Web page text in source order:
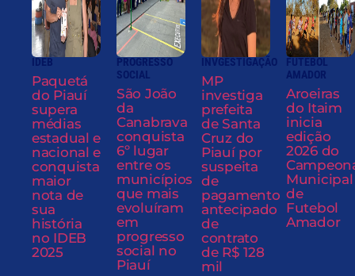
IDEB
Paquetá
do Piauí
supera
médias
estadual e
nacional e
conquista
maior
nota de
sua
história
no IDEB
2025
PROGRESSO
SOCIAL
São João
da
Canabrava
conquista
6º lugar
entre os
municípios
que mais
evoluíram
em
progresso
social no
Piauí
INVGESTIGAÇÃO
MP
investiga
prefeita
de Santa
Cruz do
Piauí por
suspeita
de
pagamento
antecipado
de
contrato
de R$ 128
mil
FUTEBOL
AMADOR
Aroeiras
do Itaim
inicia
edição
2026 do
Municipal
de
Futebol
Amador